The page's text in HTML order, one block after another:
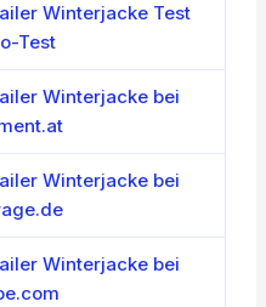
Winterjacke Test
Test
Winterjacke bei
Winterjacke bei
Winterjacke bei